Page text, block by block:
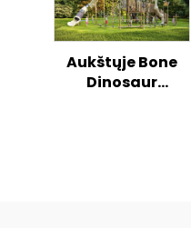
Aukštųje Bone
Dinosaur